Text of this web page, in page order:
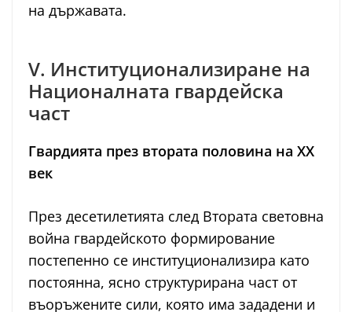
на държавата.
V. Институционализиране на
Националната гвардейска
част
Гвардията през втората половина на ХХ
век
През десетилетията след Втората световна
война гвардейското формирование
постепенно се институционализира като
постоянна, ясно структурирана част от
въоръжените сили, която има зададени и